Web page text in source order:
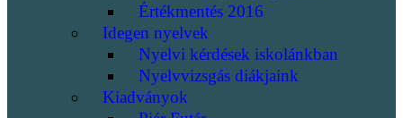
Értékmentés 2016
Idegen nyelvek
Nyelvi kérdések iskolánkban
Nyelvvizsgás diákjaink
Kiadványok